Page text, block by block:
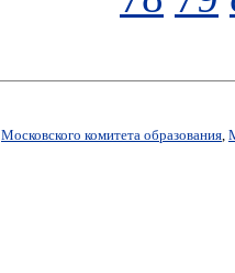
Московского комитета образования,